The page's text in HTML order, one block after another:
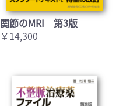
関節のMRI 第3版
￥14,300